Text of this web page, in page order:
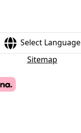
Select Language
Sitemap